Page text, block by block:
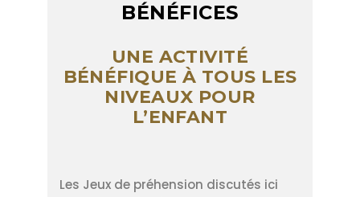
BÉNÉFICES
UNE ACTIVITÉ
BÉNÉFIQUE À TOUS LES
NIVEAUX POUR
L’ENFANT
Les Jeux de préhension discutés ici